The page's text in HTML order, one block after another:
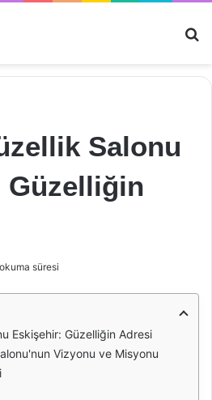
Salonu
Güzelliğin
süresi
Eskişehir: Güzelliğin Adresi
Vizyonu ve Misyonu